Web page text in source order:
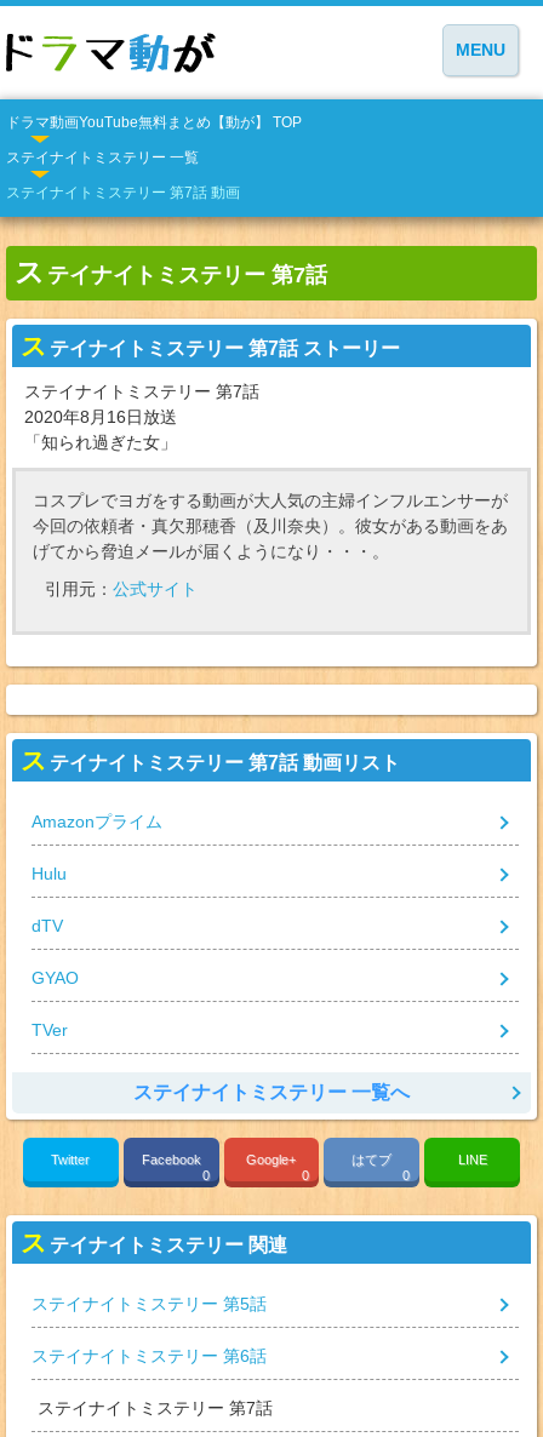
MENU
ドラマ動画YouTube無料まとめ【動が】 TOP
ステイナイトミステリー 一覧
ステイナイトミステリー 第7話 動画
ス テイナイトミステリー 第7話
ス テイナイトミステリー 第7話 ストーリー
ステイナイトミステリー 第7話
2020年8月16日放送
「知られ過ぎた女」
コスプレでヨガをする動画が大人気の主婦インフルエンサーが
今回の依頼者・真欠那穂香（及川奈央）。彼女がある動画をあ
げてから脅迫メールが届くようになり・・・。
引用元： 公式サイト
ス テイナイトミステリー 第7話 動画リスト
Amazonプライム
Hulu
dTV
GYAO
TVer
ステイナイトミステリー 一覧へ
Twitter
Facebook
0
Google+
0
はてブ
0
LINE
ス テイナイトミステリー 関連
ステイナイトミステリー 第5話
ステイナイトミステリー 第6話
ステイナイトミステリー 第7話